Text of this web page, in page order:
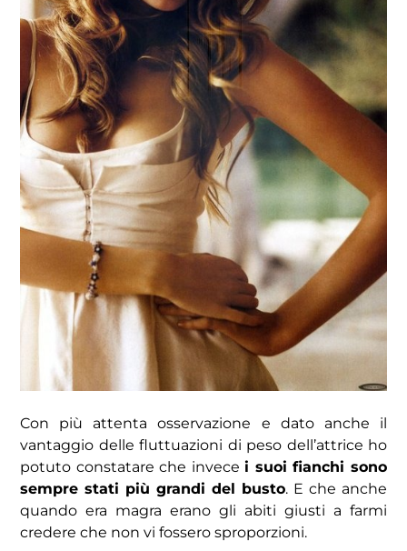
Con più attenta osservazione e dato anche il
vantaggio delle fluttuazioni di peso dell’attrice ho
potuto constatare che invecei suoi fianchi sono
sempre stati più grandi del busto. E che anche
quando era magra erano gli abiti giusti a farmi
credere che non vi fossero sproporzioni.